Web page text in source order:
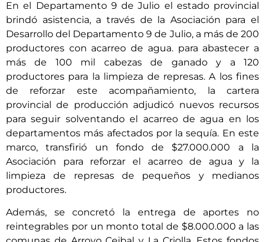
En el Departamento 9 de Julio el estado provincial
brindó asistencia, a través de la Asociación para el
Desarrollo del Departamento 9 de Julio, a más de 200
productores con acarreo de agua. para abastecer a
más de 100 mil cabezas de ganado y a 120
productores para la limpieza de represas. A los fines
de reforzar este acompañamiento, la cartera
provincial de producción adjudicó nuevos recursos
para seguir solventando el acarreo de agua en los
departamentos más afectados por la sequía. En este
marco, transfirió un fondo de $27.000.000 a la
Asociación para reforzar el acarreo de agua y la
limpieza de represas de pequeños y medianos
productores.
Además, se concretó la entrega de aportes no
reintegrables por un monto total de $8.000.000 a las